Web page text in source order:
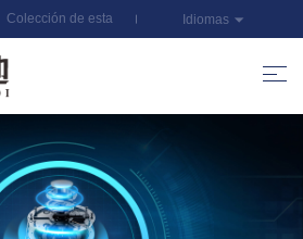
Colección de esta Idiomas